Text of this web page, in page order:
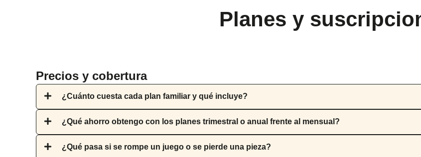
Planes y
Precios y cobertura
¿Cuánto cuesta cada plan familiar y qué incluye?
¿Qué ahorro obtengo con los planes trimestral o anual frente al mensual?
¿Qué pasa si se rompe un juego o se pierde una pieza?